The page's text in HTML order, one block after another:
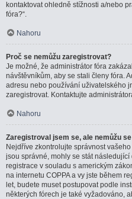
kontaktovat ohledně stížnosti a/nebo
fóra?“.
Nahoru
Proč se nemůžu zaregistrovat?
Je možné, že administrátor fóra
návštěvníkům, aby se stali členy fóra.
adresu nebo používání uživatelského
zaregistrovat. Kontaktujte
Nahoru
Zaregistroval jsem se, ale nemůžu
Nejdříve zkontrolujte správnost
jsou správné, mohly se stát
registrace v souladu s americkým
na internetu COPPA a vy jste během
let, budete muset postupovat podle
některých fórech je také vyžadováno,